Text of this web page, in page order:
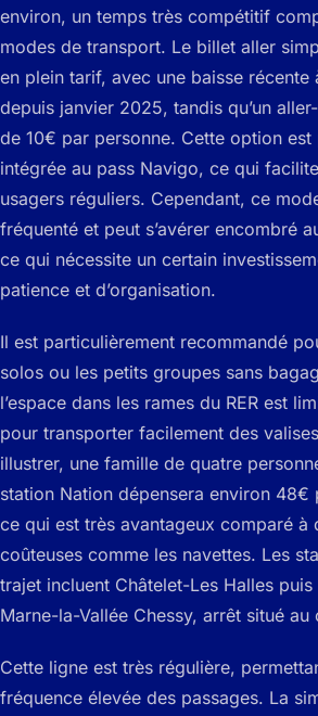
environ, un temps très compétitif
modes de transport. Le billet aller
en plein tarif, avec une baisse
depuis janvier 2025, tandis qu’un
de 10€ par personne. Cette option est
intégrée au pass Navigo, ce qui
usagers réguliers. Cependant, ce
fréquenté et peut s’avérer encombré
ce qui nécessite un certain
patience et d’organisation.
Il est particulièrement recommandé
solos ou les petits groupes sans
l’espace dans les rames du RER est
pour transporter facilement des
illustrer, une famille de quatre
station Nation dépensera environ 48€
ce qui est très avantageux comparé à
coûteuses comme les navettes. Les
trajet incluent Châtelet-Les Halles puis
Marne-la-Vallée Chessy, arrêt situé
Cette ligne est très régulière,
fréquence élevée des passages. La